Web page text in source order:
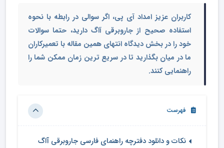
کاربران عزیز امداد آی پی، اگر سوالی در رابطه با نحوه
استفاده صحیح از جاروبرقی آاگ دارید، حتما سوالات
خود را در بخش دیدگاه انتهای همین مقاله با تعمیرکاران
ما در میان بگذارید تا در سریع ترین زمان ممکن شما را
راهنمایی کنند.
فهرست
نکات و دانلود دفترچه راهنمای فارسی جاروبرقی آاگ